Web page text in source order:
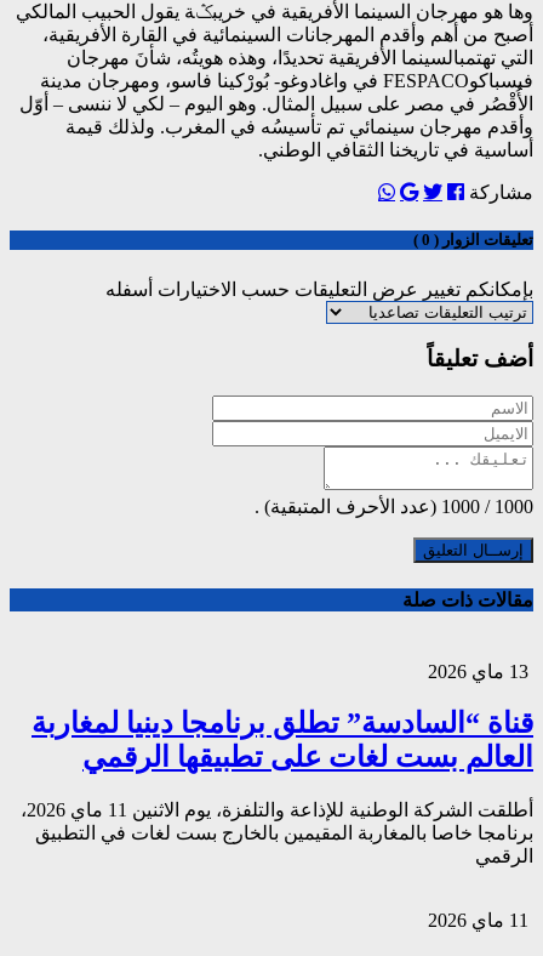
وها هو مهرجان السينما الأفريقية في خريبݣة يقول الحبيب المالكي
أصبح من أهم وأقدم المهرجانات السينمائية في القارة الأفريقية،
التي تهتمبالسينما الأفريقية تحديدًا، وهذه هويتُه، شأنَ مهرجان
فيسباكوFESPACO في واغادوغو- بُورْكينا فاسو، ومهرجان مدينة
الأُقْصُر في مصر على سبيل المثال. وهو اليوم – لكي لا ننسى – أوّل
وأقدم مهرجان سينمائي تم تأسيسُه في المغرب. ولذلك قيمة
أساسية في تاريخنا الثقافي الوطني.
مشاركة
تعليقات الزوار ( 0 )
بإمكانكم تغيير عرض التعليقات حسب الاختيارات أسفله
أضف تعليقاً
1000
/
1000 (عدد الأحرف المتبقية) .
مقالات ذات صلة
قناة “السادسة” تطلق برنامجا دينيا لمغاربة
العالم بست لغات على تطبيقها الرقمي
أطلقت الشركة الوطنية للإذاعة والتلفزة، يوم الاثنين 11 ماي 2026،
برنامجا خاصا بالمغاربة المقيمين بالخارج بست لغات في التطبيق
الرقمي